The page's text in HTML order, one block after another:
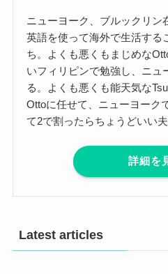
ニューヨーク、ブルックリン
英語を使って海外で生活する
ち。よくも悪くもまじめな
いフィリピンで勉強し、ニュ
る。よくも悪くも能天気な
Ottoに任せて、ニューヨーク
て2で割ったらちょうどいい夫
詳細を
Latest articles